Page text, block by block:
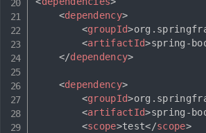
<dependency>
<groupId>
<artifactId>spring-
</dependency>
<dependency>
<groupId>
<artifactId>spring-
<scope>test</scope>